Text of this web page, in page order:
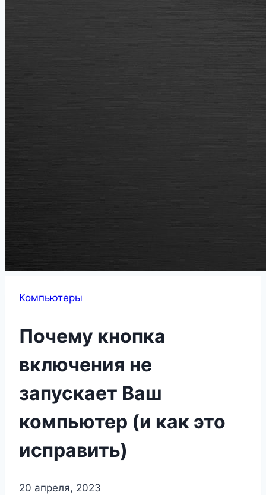
Компьютеры
Почему кнопка
включения не
запускает Ваш
компьютер (и как это
исправить)
20 апреля, 2023